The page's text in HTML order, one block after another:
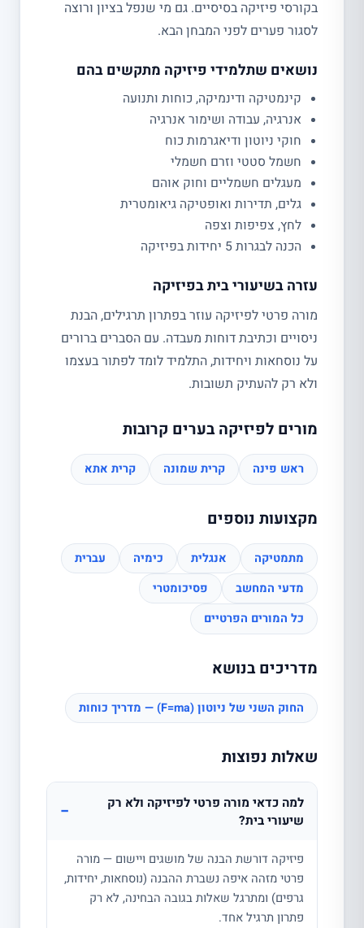
בקורסי פיזיקה בסיסיים. גם מי שנפל בציון ורוצה
לסגור פערים לפני המבחן הבא.
נושאים שתלמידי פיזיקה מתקשים בהם
קינמטיקה ודינמיקה, כוחות ותנועה
אנרגיה, עבודה ושימור אנרגיה
חוקי ניוטון ודיאגרמות כוח
חשמל סטטי וזרם חשמלי
מעגלים חשמליים וחוק אוהם
גלים, תדירות ואופטיקה גיאומטרית
לחץ, צפיפות וצפה
הכנה לבגרות 5 יחידות בפיזיקה
עזרה בשיעורי בית בפיזיקה
מורה פרטי לפיזיקה עוזר בפתרון תרגילים, הבנת
ניסויים וכתיבת דוחות מעבדה. עם הסברים ברורים
על נוסחאות ויחידות, התלמיד לומד לפתור בעצמו
ולא רק להעתיק תשובות.
מורים לפיזיקה בערים קרובות
ראש פינה קרית שמונה קרית אתא
מקצועות נוספים
מתמטיקה אנגלית כימיה
עברית
מדעי המחשב
פסיכומטרי
כל המורים הפרטיים
מדריכים בנושא
החוק השני של ניוטון (F=ma) — מדריך כוחות
שאלות נפוצות
למה כדאי מורה פרטי לפיזיקה ולא רק
שיעורי בית?
−
פיזיקה דורשת הבנה של מושגים ויישום — מורה
פרטי מזהה איפה נשברת ההבנה (נוסחאות, יחידות,
גרפים) ומתרגל שאלות בגובה הבחינה, לא רק
פתרון תרגיל אחד.